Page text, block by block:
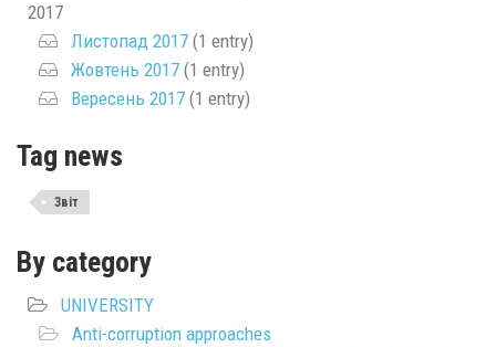
2017
Листопад 2017 (1 entry)
Жовтень 2017 (1 entry)
Вересень 2017 (1 entry)
Tag news
Звіт
By category
UNIVERSITY
Anti-corruption approaches